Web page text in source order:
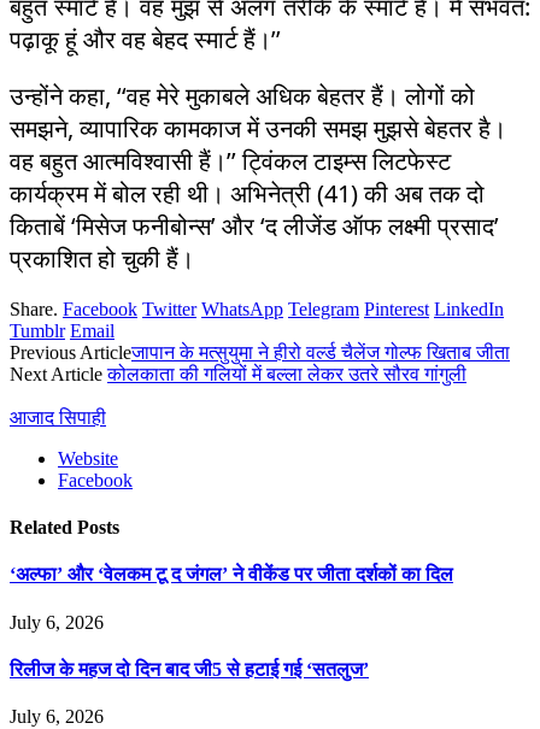
पढ़ाकू हूं और वह बेहद स्मार्ट हैं।’’
उन्होंने कहा, ‘‘वह मेरे मुकाबले अधिक बेहतर हैं। लोगों को
समझने, व्यापारिक कामकाज में उनकी समझ मुझसे बेहतर है।
वह बहुत आत्मविश्वासी हैं।’’ ट्विंकल टाइम्स लिटफेस्ट
कार्यक्रम में बोल रही थी। अभिनेत्री (41) की अब तक दो
किताबें ‘मिसेज फनीबोन्स’ और ‘द लीजेंड ऑफ लक्ष्मी प्रसाद’
प्रकाशित हो चुकी हैं।
Share. Facebook Twitter WhatsApp Telegram Pinterest LinkedIn
Tumblr Email
Previous Articleजापान के मत्सुयुमा ने हीरो वर्ल्ड चैलेंज गोल्फ खिताब जीता
Next Articleकोलकाता की गलियों में बल्ला लेकर उतरे सौरव गांगुली
आजाद सिपाही
Website
Facebook
Related Posts
‘अल्फा’ और ‘वेलकम टू द जंगल’ ने वीकेंड पर जीता दर्शकों का दिल
July 6, 2026
रिलीज के महज दो दिन बाद जी5 से हटाई गई ‘सतलुज’
July 6, 2026